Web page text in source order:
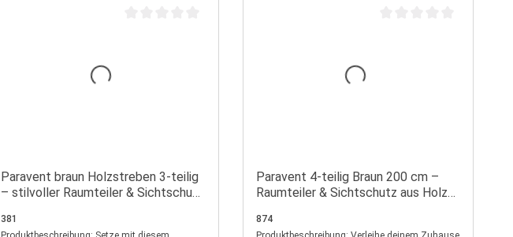
Paravent braun Holzstreben 3-teilig
– stilvoller Raumteiler & Sichtschutz
381
Paravent 4-teilig Braun 200 cm –
Raumteiler & Sichtschutz aus Holz
874